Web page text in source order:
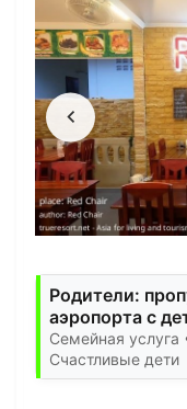
Родители:
аэропорта с
Семейная
Счастливые дети